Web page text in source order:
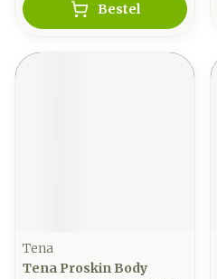
Bestel
Tena
Tena Proskin Body